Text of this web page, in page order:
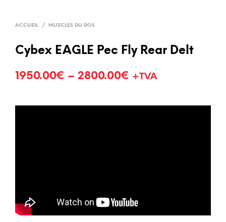
ACCUEIL / MUSCLES DU DOS
Cybex EAGLE Pec Fly Rear Delt
1950.00€ – 2800.00€ +TVA